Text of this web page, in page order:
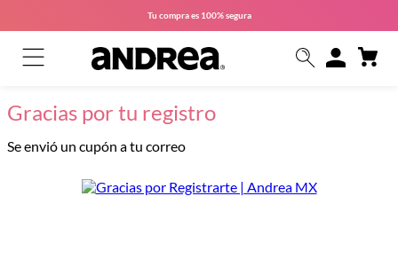
Tu compra es 100% segura
Gracias por tu registro
Se envió un cupón a tu correo